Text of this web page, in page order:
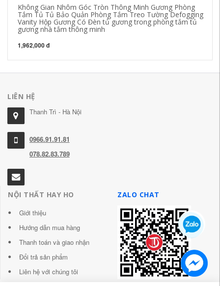
Không Gian Nhôm Góc Tròn Thông Minh Gương Phòng
Tắm Tủ Tủ Bảo Quản Phòng Tắm Treo Tường Defogging
Vanity Hộp Gương Có Đèn tủ gương trong phòng tắm tủ
gương nhà tắm thông minh
1,962,000 đ
LIÊN HỆ
Thanh Trì - Hà Nội
0966.91.91.81
078.82.83.789
NỘI THẤT HAY HO
Giới thiệu
Hướng dẫn mua hàng
Thanh toán và giao nhận
Đổi trả sản phẩm
Liên hệ với chúng tôi
ZALO CHAT